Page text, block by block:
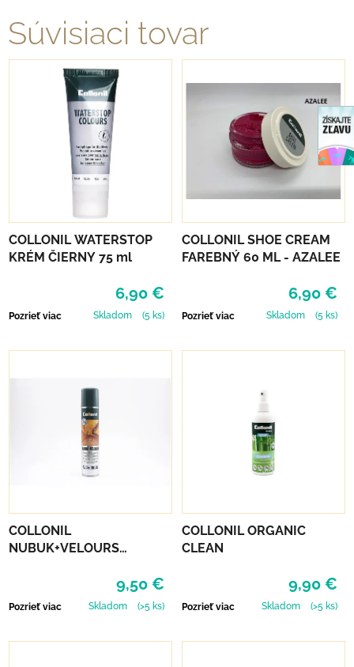
Súvisiaci tovar
COLLONIL WATERSTOP
KRÉM ČIERNY 75 ml
6,90 €
Pozrieť viac Skladom (5 ks)
COLLONIL SHOE CREAM
FAREBNÝ 60 ML - AZALEE
6,90 €
Pozrieť viac Skladom (5 ks)
COLLONIL
NUBUK+VELOURS
9,50 €
Pozrieť viac Skladom (>5 ks)
COLLONIL ORGANIC
CLEAN
9,90 €
Pozrieť viac Skladom (>5 ks)